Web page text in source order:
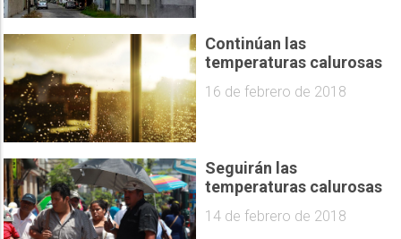
Continúan las
temperaturas calurosas
16 de febrero de 2018
Seguirán las
temperaturas calurosas
14 de febrero de 2018